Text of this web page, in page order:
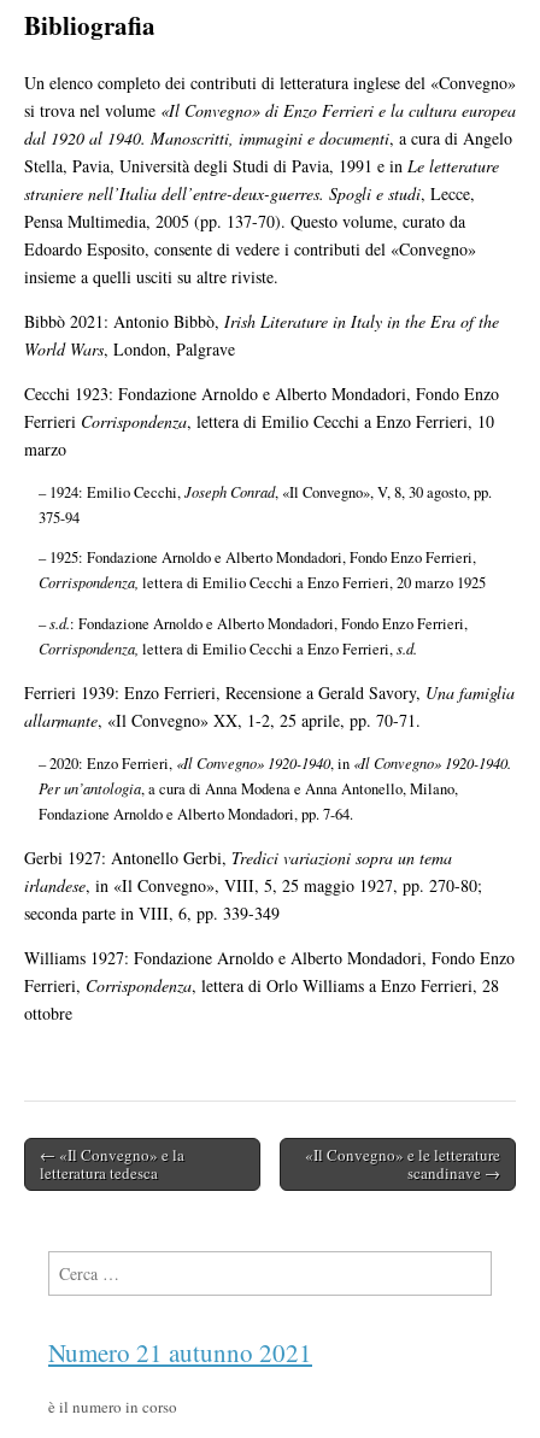
Bibliografia
Un elenco completo dei contributi di letteratura inglese del «Convegno»
si trova nel volume «Il Convegno» di Enzo Ferrieri e la cultura europea
dal 1920 al 1940. Manoscritti, immagini e documenti, a cura di Angelo
Stella, Pavia, Università degli Studi di Pavia, 1991 e in Le letterature
straniere nell’Italia dell’entre-deux-guerres. Spogli e studi, Lecce,
Pensa Multimedia, 2005 (pp. 137-70). Questo volume, curato da
Edoardo Esposito, consente di vedere i contributi del «Convegno»
insieme a quelli usciti su altre riviste.
Bibbò 2021: Antonio Bibbò, Irish Literature in Italy in the Era of the
World Wars, London, Palgrave
Cecchi 1923: Fondazione Arnoldo e Alberto Mondadori, Fondo Enzo
Ferrieri Corrispondenza, lettera di Emilio Cecchi a Enzo Ferrieri, 10
marzo
– 1924: Emilio Cecchi,Joseph Conrad, «Il Convegno», V, 8, 30 agosto, pp.
375-94
– 1925: Fondazione Arnoldo e Alberto Mondadori, Fondo Enzo Ferrieri,
Corrispondenza, lettera di Emilio Cecchi a Enzo Ferrieri, 20 marzo 1925
–s.d.: Fondazione Arnoldo e Alberto Mondadori, Fondo Enzo Ferrieri,
Corrispondenza, lettera di Emilio Cecchi a Enzo Ferrieri,s.d.
Ferrieri 1939: Enzo Ferrieri, Recensione a Gerald Savory, Una famiglia
allarmante, «Il Convegno» XX, 1-2, 25 aprile, pp. 70-71.
– 2020: Enzo Ferrieri, «Il Convegno» 1920-1940, in «Il Convegno» 1920-1940.
Per un’antologia, a cura di Anna Modena e Anna Antonello, Milano,
Fondazione Arnoldo e Alberto Mondadori, pp. 7-64.
Gerbi 1927: Antonello Gerbi, Tredici variazioni sopra un tema
irlandese, in «Il Convegno», VIII, 5, 25 maggio 1927, pp. 270-80;
seconda parte in VIII, 6, pp. 339-349
Williams 1927: Fondazione Arnoldo e Alberto Mondadori, Fondo Enzo
Ferrieri, Corrispondenza, lettera di Orlo Williams a Enzo Ferrieri, 28
ottobre
Post navigation
← «Il Convegno» e la
letteratura tedesca
«Il Convegno» e le letterature
scandinave →
Ricerca per:
Numero 21 autunno 2021
è il numero in corso